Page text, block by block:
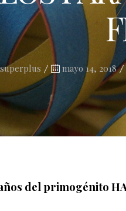
Posted
mayo 14, 2018
del primogénito